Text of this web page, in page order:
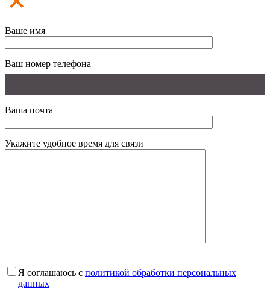
Ваше имя
Ваш номер телефона
Ваша почта
Укажите удобное время для связи
Я соглашаюсь с политикой обработки персональных
данных